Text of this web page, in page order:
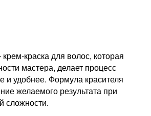
краска для волос, которая
мастера, делает процесс
удобнее. Формула красителя
желаемого результата при
сложности.